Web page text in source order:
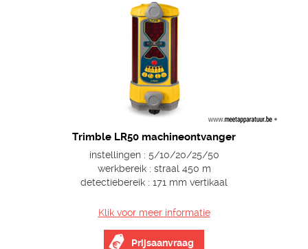
Trimble LR50 machineontvanger
instellingen : 5/10/20/25/50
werkbereik : straal 450 m
detectiebereik : 171 mm vertikaal
Klik voor meer informatie
Prijsaanvraag